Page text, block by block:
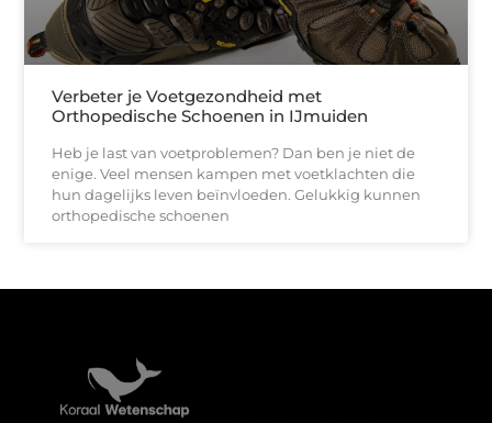
Verbeter je Voetgezondheid met
Orthopedische Schoenen in IJmuiden
Heb je last van voetproblemen? Dan ben je niet de
enige. Veel mensen kampen met voetklachten die
hun dagelijks leven beïnvloeden. Gelukkig kunnen
orthopedische schoenen